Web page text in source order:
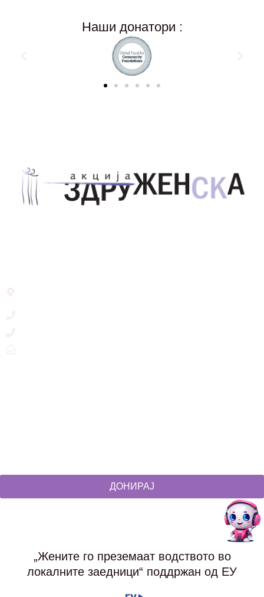
Наши донатори :
ДОНИРАЈ
„Жените го преземаат водството во
локалните заедници“ поддржан од ЕУ